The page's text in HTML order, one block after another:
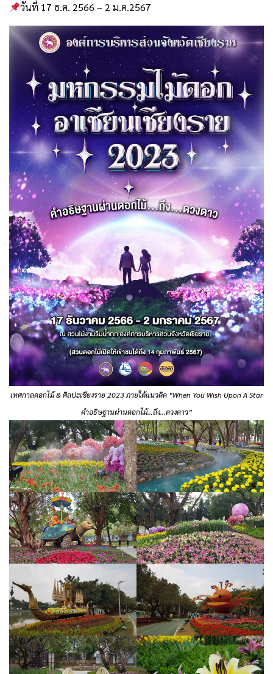
วันที่ 17 ธ.ค. 2566 – 2 ม.ค.2567
เทศกาลดอกไม้ & ศิลปะเชียงราย 2023 ภายใต้แนวคิด “When You Wish Upon A Star
คำอธิษฐานผ่านดอกไม้…ถึง…ดวงดาว”